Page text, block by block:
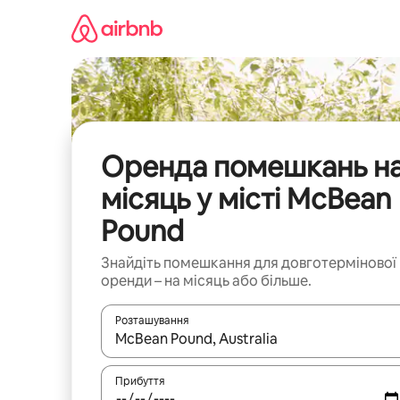
Оренда помешкань
місяць у місті McBean
Pound
Знайдіть помешкання для довготермінової
оренди – на місяць або більше.
Розташування
Отримавши результати пошуку, використовуйте
Прибуття